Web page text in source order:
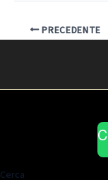
PRECEDENTE
Cerca